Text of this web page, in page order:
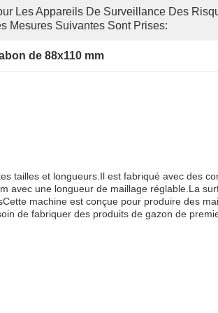
Les Appareils De Surveillance Des
Mesures Suivantes Sont Prises:
de 88x110 mm
tailles et longueurs.Il est fabriqué avec des
avec une longueur de maillage réglable.La
machine est conçue pour produire des
de fabriquer des produits de gazon de